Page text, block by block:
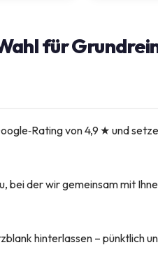
für
von 4,9 ★ und
bei der wir gemeinsam mit
hinterlassen – pünktlich